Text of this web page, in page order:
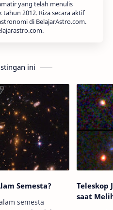
yang telah menulis
2012. Riza secara aktif
di BelajarAstro.com.
ini
Semesta?
semesta
Teleskop
saat